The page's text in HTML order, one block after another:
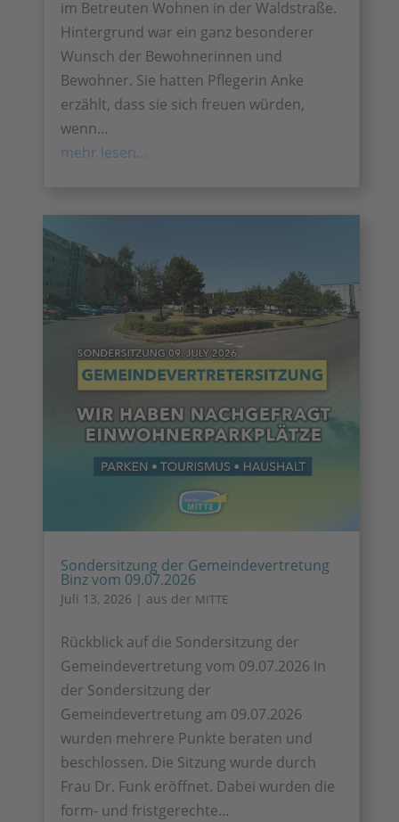
im Betreuten Wohnen in der Waldstraße.
Hintergrund war ein ganz besonderer
Wunsch der Bewohnerinnen und
Bewohner. Sie hatten Pflegerin Anke
erzählt, dass sie sich freuen würden,
wenn…
mehr lesen…
Sondersitzung der Gemeindevertretung
Binz vom 09.07.2026
Juli 13, 2026 | aus der MITTE
Rückblick auf die Sondersitzung der
Gemeindevertretung vom 09.07.2026 In
der Sondersitzung der
Gemeindevertretung am 09.07.2026
wurden mehrere Punkte beraten und
beschlossen. Die Sitzung wurde durch
Frau Dr. Funk eröffnet. Dabei wurden die
form- und fristgerechte…